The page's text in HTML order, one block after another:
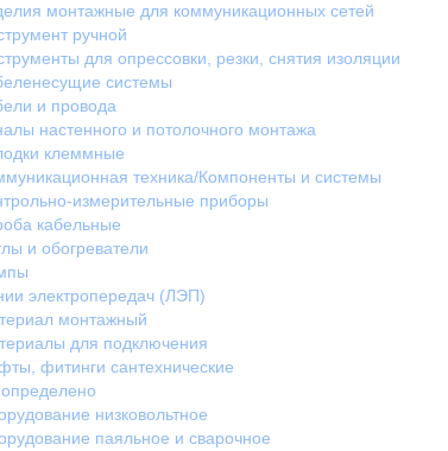
монтажные для коммуникационных сетей
ручной
для опрессовки, резки, снятия изоляции
системы
и провода
настенного и потолочного монтажа
клеммные
техника/Компоненты и системы
измерительные приборы
кабельные
и обогреватели
электропередач (ЛЭП)
монтажный
для подключения
фитинги сантехнические
низковольтное
паяльное и сварочное